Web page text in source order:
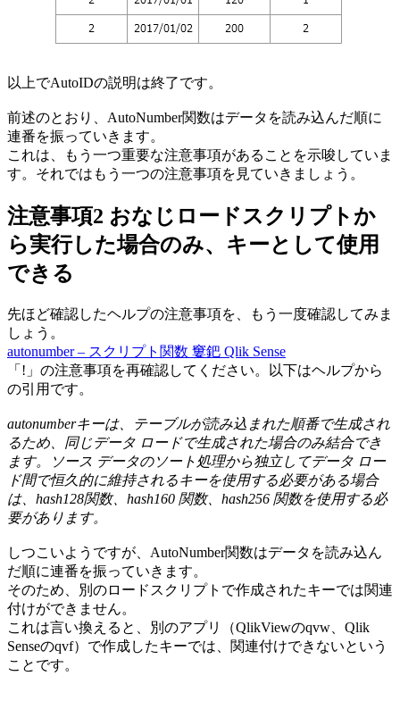
以上でAutoIDの説明は終了です。
前述のとおり、AutoNumber関数はデータを読み込んだ順に
連番を振っていきます。
これは、もう一つ重要な注意事項があることを示唆していま
す。それではもう一つの注意事項を見ていきましょう。
注意事項2 おなじロードスクリプトか
ら実行した場合のみ、キーとして使用
できる
先ほど確認したヘルプの注意事項を、もう一度確認してみま
しょう。
autonumber – スクリプト関数 窶鈀 Qlik Sense
「!」の注意事項を再確認してください。以下はヘルプから
の引用です。
autonumberキーは、テーブルが読み込まれた順番で生成され
るため、同じデータ ロードで生成された場合のみ結合でき
ます。ソース データのソート処理から独立してデータ ロー
ド間で恒久的に維持されるキーを使用する必要がある場合
は、hash128関数、hash160 関数、hash256 関数を使用する必
要があります。
しつこいようですが、AutoNumber関数はデータを読み込ん
だ順に連番を振っていきます。
そのため、別のロードスクリプトで作成されたキーでは関連
付けができません。
これは言い換えると、別のアプリ（QlikViewのqvw、Qlik
Senseのqvf）で作成したキーでは、関連付けできないという
ことです。